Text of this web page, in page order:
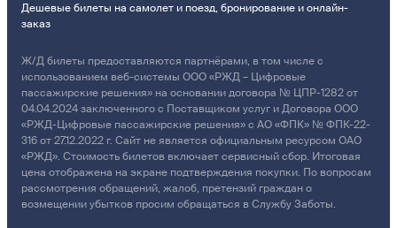
Дешевые билеты на самолет и поезд, бронирование и онлайн-
заказ
Ж/Д билеты предоставляются партнёрами, в том числе с
использованием веб-системы ООО «РЖД – Цифровые
пассажирские решения» на основании договора № ЦПР-1282 от
04.04.2024 заключенного с Поставщиком услуг и Договора ООО
«РЖД-Цифровые пассажирские решения» с АО «ФПК» № ФПК-22-
316 от 27.12.2022 г. Сайт не является официальным ресурсом ОАО
«РЖД». Стоимость билетов включает сервисный сбор. Итоговая
цена отображена на экране подтверждения покупки. По вопросам
рассмотрения обращений, жалоб, претензий граждан о
возмещении убытков просим обращаться в Службу Заботы.